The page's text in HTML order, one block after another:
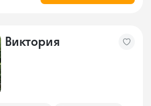
Виктория